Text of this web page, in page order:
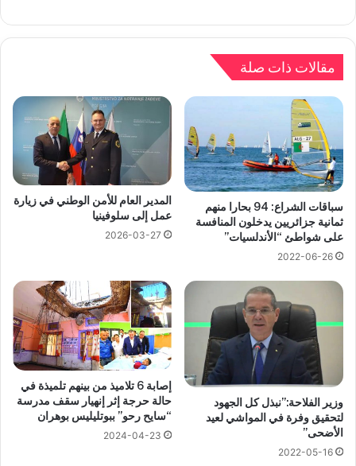
مقالات ذات صلة
سباقات الشراع: 94 بحارا منهم
ثمانية جزائريين يدخلون المنافسة
على شواطئ “الأندلسيات”
2022-06-26
المدير العام للأمن الوطني في زيارة
عمل إلى سلوفينيا
2026-03-27
وزير الفلاحة:”نبذل كل الجهود
لتحقيق وفرة في المواشي لعيد
الأضحى”
2022-05-16
إصابة 6 تلاميذ من بينهم تلميذة في
حالة حرجة إثر إنهيار سقف مدرسة
“سايح رحو” ببوتليليس بوهران
2024-04-23